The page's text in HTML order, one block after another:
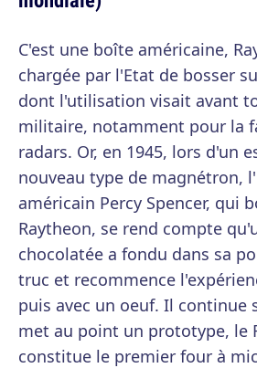
C'est une boîte américaine,
chargée par l'Etat de bosser
dont l'utilisation visait avant
militaire, notamment pour la
radars. Or, en 1945, lors d'un
nouveau type de magnétron,
américain Percy Spencer, qui
Raytheon, se rend compte
chocolatée a fondu dans sa
truc et recommence
puis avec un oeuf. Il continue
met au point un prototype, le
constitue le premier four à